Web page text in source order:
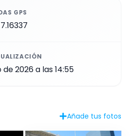
GPS
2026 a las 14:55
Añade tus fotos